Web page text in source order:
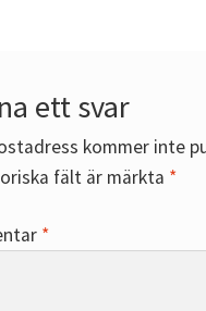
ett svar
kommer inte
fält är märkta *
*